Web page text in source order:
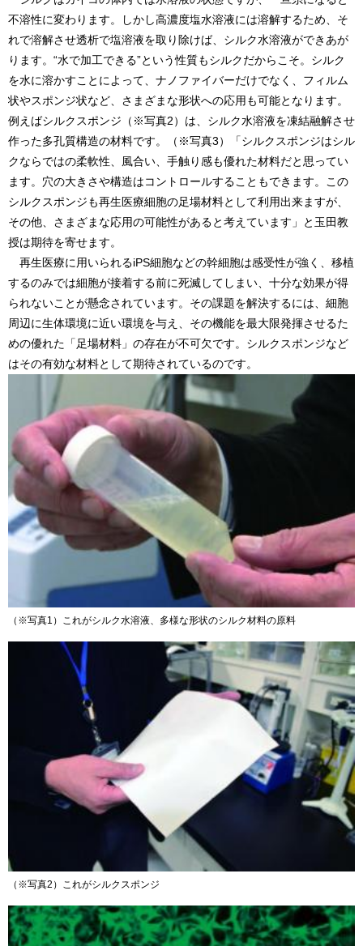
不溶性に変わります。しかし高濃度塩水溶液には溶解するため、そ
れで溶解させ透析で塩溶液を取り除けば、シルク水溶液ができあが
ります。“水で加工できる”という性質もシルクだからこそ。シルク
を水に溶かすことによって、ナノファイバーだけでなく、フィルム
状やスポンジ状など、さまざまな形状への応用も可能となります。
例えばシルクスポンジ（※写真2）は、シルク水溶液を凍結融解させ
作った多孔質構造の材料です。（※写真3）「シルクスポンジはシル
クならではの柔軟性、風合い、手触り感も優れた材料だと思ってい
ます。穴の大きさや構造はコントロールすることもできます。この
シルクスポンジも再生医療細胞の足場材料として利用出来ますが、
その他、さまざまな応用の可能性があると考えています」と玉田教
授は期待を寄せます。
再生医療に用いられるiPS細胞などの幹細胞は感受性が強く、移植
するのみでは細胞が接着する前に死滅してしまい、十分な効果が得
られないことが懸念されています。その課題を解決するには、細胞
周辺に生体環境に近い環境を与え、その機能を最大限発揮させるた
めの優れた「足場材料」の存在が不可欠です。シルクスポンジなど
はその有効な材料として期待されているのです。
（※写真1）これがシルク水溶液、多様な形状のシルク材料の原料
（※写真2）これがシルクスポンジ